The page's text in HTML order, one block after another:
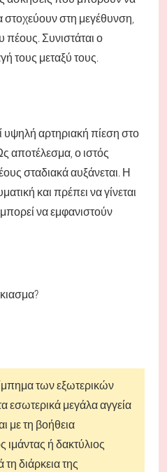
στη μεγέθυνση,
πέους. Συνιστάται ο
τους μεταξύ τους.
υψηλή αρτηριακή πίεση στο
αποτέλεσμα, ο ιστός
σταδιακά αυξάνεται. Η
και πρέπει να γίνεται
να εμφανιστούν
των εξωτερικών
εσωτερικά μεγάλα αγγεία
με τη βοήθεια
ιμάντας ή δακτύλιος
διάρκεια της